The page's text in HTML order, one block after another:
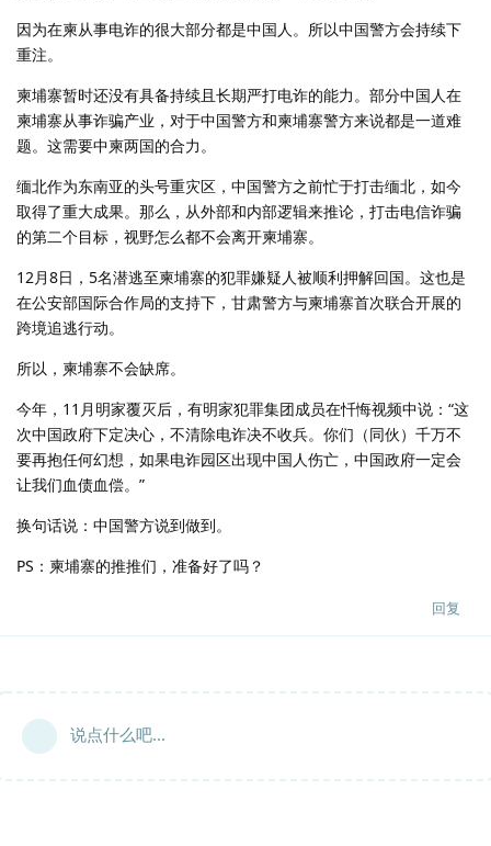
因为在柬从事电诈的很大部分都是中国人。所以中国警方会持续下
重注。
柬埔寨暂时还没有具备持续且长期严打电诈的能力。部分中国人在
柬埔寨从事诈骗产业，对于中国警方和柬埔寨警方来说都是一道难
题。这需要中柬两国的合力。
缅北作为东南亚的头号重灾区，中国警方之前忙于打击缅北，如今
取得了重大成果。那么，从外部和内部逻辑来推论，打击电信诈骗
的第二个目标，视野怎么都不会离开柬埔寨。
12月8日，5名潜逃至柬埔寨的犯罪嫌疑人被顺利押解回国。这也是
在公安部国际合作局的支持下，甘肃警方与柬埔寨首次联合开展的
跨境追逃行动。
所以，柬埔寨不会缺席。
今年，11月明家覆灭后，有明家犯罪集团成员在忏悔视频中说：“这
次中国政府下定决心，不清除电诈决不收兵。你们（同伙）千万不
要再抱任何幻想，如果电诈园区出现中国人伤亡，中国政府一定会
让我们血债血偿。”
换句话说：中国警方说到做到。
PS：柬埔寨的推推们，准备好了吗？
回复
说点什么吧...